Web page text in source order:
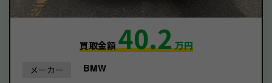
買取金額40.2万円
メーカー BMW